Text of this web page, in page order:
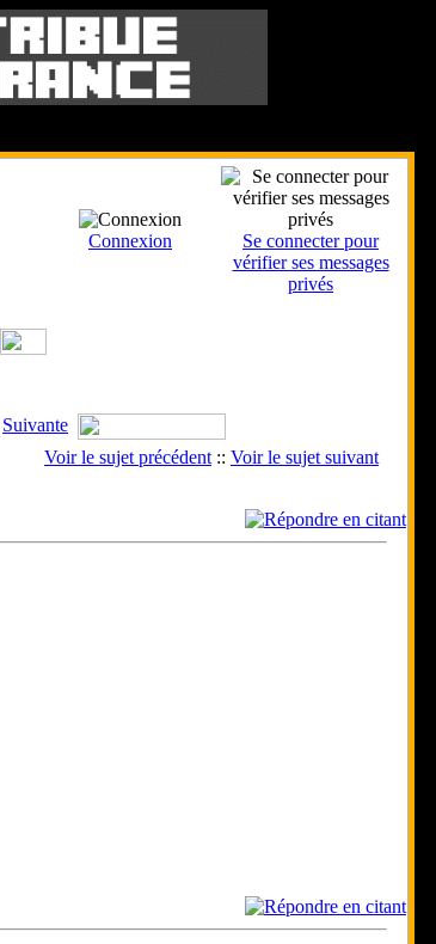
Connexion
Se connecter pour
vérifier ses messages
privés
Suivante
Voir le sujet précédent :: Voir le sujet suivant